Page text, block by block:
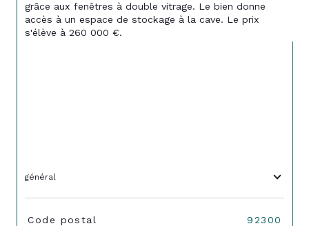
grâce aux fenêtres à double vitrage. Le bien donne
accès à un espace de stockage à la cave. Le prix
s'élève à 260 000 €.
général
TRAD_SIROCCO_Caracteristique
Code postal 92300